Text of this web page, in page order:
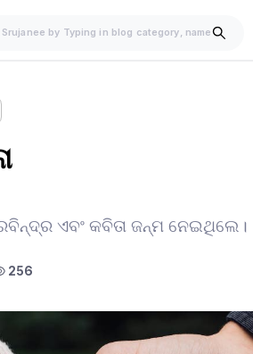
ଏବଂ କବିତା ଜନ୍ମ ନେଇଥିଲେ।
256